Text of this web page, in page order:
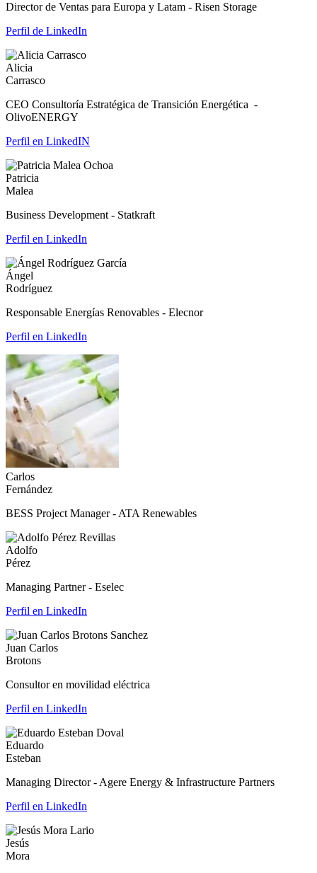
Director de Ventas para Europa y Latam - Risen Storage
Perfil de LinkedIn
Alicia
Carrasco
CEO Consultoría Estratégica de Transición Energética -
OlivoENERGY
Perfil en LinkedIN
Patricia
Malea
Business Development - Statkraft
Perfil en LinkedIn
Ángel
Rodríguez
Responsable Energías Renovables - Elecnor
Perfil en LinkedIn
Carlos
Fernández
BESS Project Manager - ATA Renewables
Adolfo
Pérez
Managing Partner - Eselec
Perfil en LinkedIn
Juan Carlos
Brotons
Consultor en movilidad eléctrica
Perfil en LinkedIn
Eduardo
Esteban
Managing Director - Agere Energy & Infrastructure Partners
Perfil en LinkedIn
Jesús
Mora